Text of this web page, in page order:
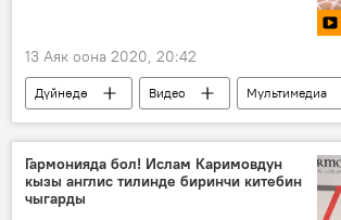
13 Аяк оона 2020, 20:42
Дүйнөдө Видео
Мультимедиа
Видеоклуб
Түштүк Африка Республикасы
ресторан кабылан
Гармонияда бол! Ислам Каримовдун
кызы англис тилинде биринчи китебин
чыгарды